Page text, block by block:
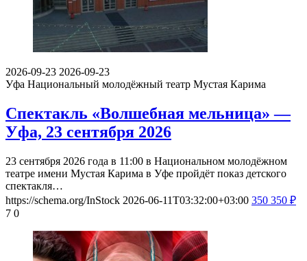
2026-09-23 2026-09-23
Уфа Национальный молодёжный театр Мустая Карима
Спектакль «Волшебная мельница» —
Уфа, 23 сентября 2026
23 сентября 2026 года в 11:00 в Национальном молодёжном
театре имени Мустая Карима в Уфе пройдёт показ детского
спектакля…
https://schema.org/InStock 2026-06-11T03:32:00+03:00 350 350 ₽
7 0